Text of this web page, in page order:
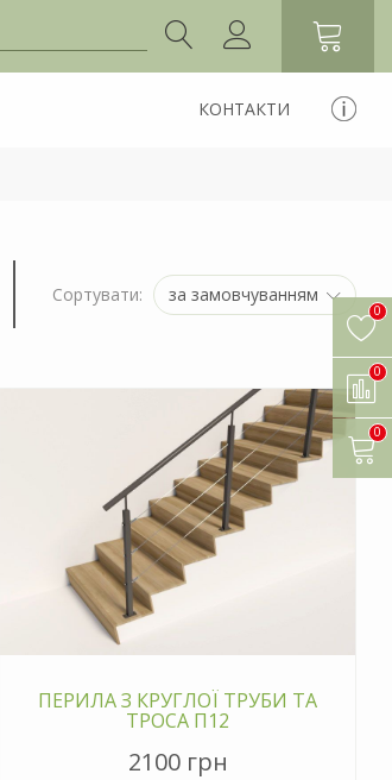
КОНТАКТИ
Сортувати: за замовчуванням
ПЕРИЛА З КРУГЛОЇ ТРУБИ ТА
ТРОСА П12
2100 грн
0
0
0